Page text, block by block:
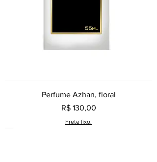
Perfume Azhan, floral
Preço
R$ 130,00
Frete fixo.